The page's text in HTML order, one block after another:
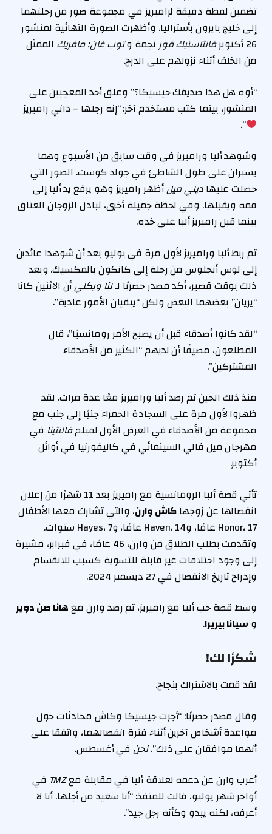
تضمين لقطة دقيقة لراميريز في مجموعة صور من رحلتهما
إلى خليج بايرون بأستراليا. وأظهرت الصورة النهائية لمنشور
26 أكتوبر
فانتاستيك فورنجمة وتوب غان: مافريك الممثل
من الخلف أثناء نزولهم على الدرج.
“أوه هل هذا صديقك جيسيكا؟” وعلق أحد المعجبين على
المنشور، بينما كتب مستخدم آخر: “إنه رجلها – داني راميريز
”.
وشوهد ألبا وراميريز في وقت سابق من الأسبوع وهما
يسيران على طول الشاطئ في جولد كوست. الصور التي
حصلت عليهاديلي ميلأظهر راميريز وهو يرفع يد ألبا إلى
فمه ويقبلها. وفي لحظة جميلة أخرى، تبادل الزوجان العناق
بينما قبل راميريز ألبا على خده.
تم ربط ألبا وراميريز لأول مرة في يوليو بعد أن شوهدا عائدين
إلى لوس أنجلوس من رحلة إلى كانكون بالمكسيك. وبعد
ذلك بوقت قصير، أكد مصدر حصريًا لـلنا ويكليأن الاثنين كانا
“يريان” بعضهما البعض ولكن “يبقيان الأمور عادية”.
“لقد كانوا أصدقاء قبل أن يصبح الأمر رومانسيًا”، قال
المطلعون، مضيفًا أن لديهم “الكثير من الأصدقاء
المشتركين”.
منذ ذلك الحين تم رصد ألبا وراميريز معًا عدة مرات. لقد
ظهروا لأول مرة على السجادة الحمراء جنبًا إلى جنب مع
مجموعة من الأصدقاء في العرض الأول لفيلمفالنتينا في
مهرجان ميل فالي السينمائي في كاليفورنيا في أوائل
أكتوبر.
تأتي قصة ألبا الرومانسية مع راميريز بعد 11 شهرًا من إعلان
انفصالها عن زوجهاكاش وارن، والتي تشارك معها الأطفال
Honor، 17 عامًا، وHaven، 14 عامًا، وHayes، 7 سنوات.
وتقدمت بطلب الطلاق من وارن، 46 عامًا، في فبراير، مشيرة
إلى وجود اختلافات غير قابلة للتسوية كسبب للانقسام
وإدراج تاريخ الانفصال في 27 ديسمبر 2024.
وسط قصة حب ألبا مع راميريز، تم رصد وارن معهانا صن دوير
و سيانا بيريرا.
شكرًا لك!
لقد قمت بالاشتراك بنجاح.
وقال مصدر حصريًا: “أجرت جيسيكا وكاش محادثات حول
مواعدة أشخاص آخرين أثناء فترة انفصالهما، واتفقا على
أنهما موافقان على ذلك”.نحنفي أغسطس.
أعرب وارن عن دعمه لعلاقة ألبا في مقابلة معTMZ في
أواخر شهر يوليو، قالت للمنفذ: “أنا سعيد من أجلها. أنا لا
أعرفه، لكنه يبدو وكأنه رجل جيد”.